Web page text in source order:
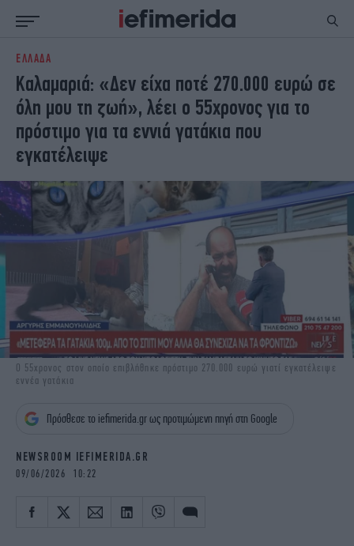
ΕΙΔΗΣΕΙΣ
NON PAPER
ΕΛΛΑΔΑ
ΟΙΚΟΝΟΜΙΑ
ΚΟΣΜΟΣ
ΠΟΛΙΤΙΣΜΟΣ
ΠΑΝΕΛΛΗΝΙΕΣ
ΖΩΗ
ΓΥΝΑΙΚΑ
ENGLISH EDITION
ΠΟΛΗ
STORIES
TRAVEL
ΟΛΥΜΠΙΑΚΟΙ ΑΓΩΝΕΣ
GREEN
PODCAST
iAUTOKINITO
iOPINIONS
iGASTRONOMIE
iBOOKS
ΖΩΔΙΑ
OSCARS
NEWSLETTER
ΕΛΛΑΔΑ
Καλαμαριά: «Δεν είχα ποτέ 270.000 ευρώ σε
όλη μου τη ζωή», λέει ο 55χρονος για το
πρόστιμο για τα εννιά γατάκια που
εγκατέλειψε
Ο 55χρονος στον οποίο επιβλήθηκε πρόστιμο 270.000 ευρώ γιατί εγκατέλειψε
εννέα γατάκια
Πρόσθεσε το iefimerida.gr ως προτιμώμενη πηγή στη Google
NEWSROOM IEFIMERIDA.GR
09/06/2026 10:22